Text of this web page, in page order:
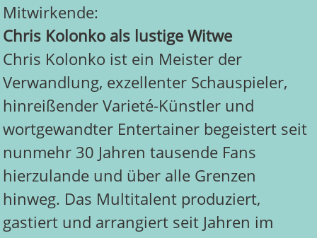
Mitwirkende:
Chris Kolonko als lustige Witwe
Chris Kolonko ist ein Meister der
Verwandlung, exzellenter Schauspieler,
hinreißender Varieté-Künstler und
wortgewandter Entertainer begeistert seit
nunmehr 30 Jahren tausende Fans
hierzulande und über alle Grenzen
hinweg. Das Multitalent produziert,
gastiert und arrangiert seit Jahren im